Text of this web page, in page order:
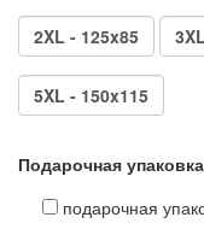
2XL - 125x85
5XL - 150x115
Подарочная упаковка
подарочная